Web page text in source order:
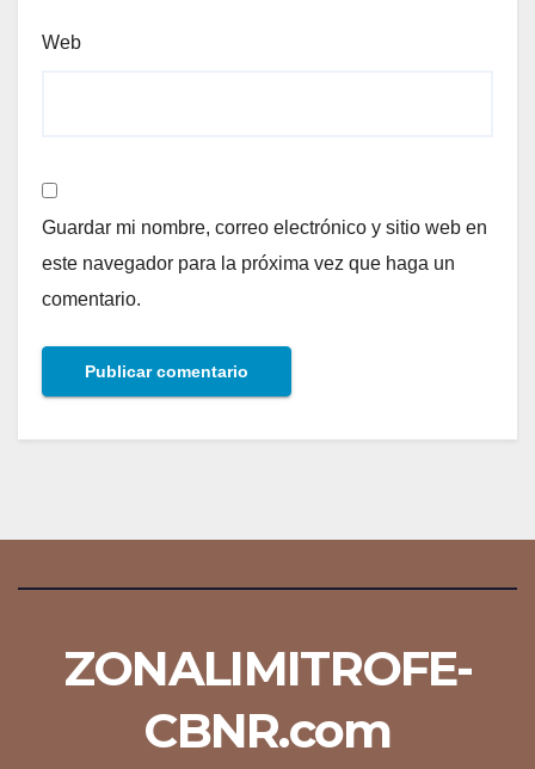
Web
Guardar mi nombre, correo electrónico y sitio web en
este navegador para la próxima vez que haga un
comentario.
ZONALIMITROFE-
CBNR.com